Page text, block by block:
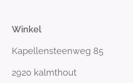
Winkel
Kapellensteenweg 85
2920 kalmthout